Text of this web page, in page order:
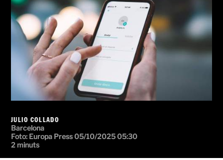
JULIO COLLADO
Barcelona
Foto: Europa Press05/10/2025 05:30
2 minuts